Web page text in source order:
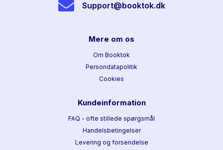
Support@booktok.dk
Mere om os
Om Booktok
Persondatapolitik
Cookies
Kundeinformation
FAQ - ofte stillede spørgsmål
Handelsbetingelser
Levering og forsendelse